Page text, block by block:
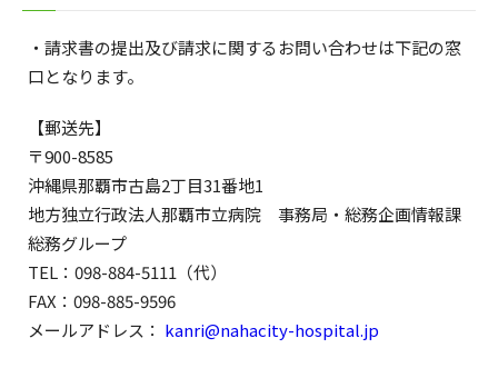
・請求書の提出及び請求に関するお問い合わせは下記の窓
口となります。
【郵送先】
〒900-8585
沖縄県那覇市古島2丁目31番地1
地方独立行政法人那覇市立病院 事務局・総務企画情報課
総務グループ
TEL：098-884-5111（代）
FAX：098-885-9596
メールアドレス： kanri@nahacity-hospital.jp